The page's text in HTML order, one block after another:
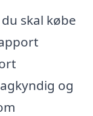
skal købe
og